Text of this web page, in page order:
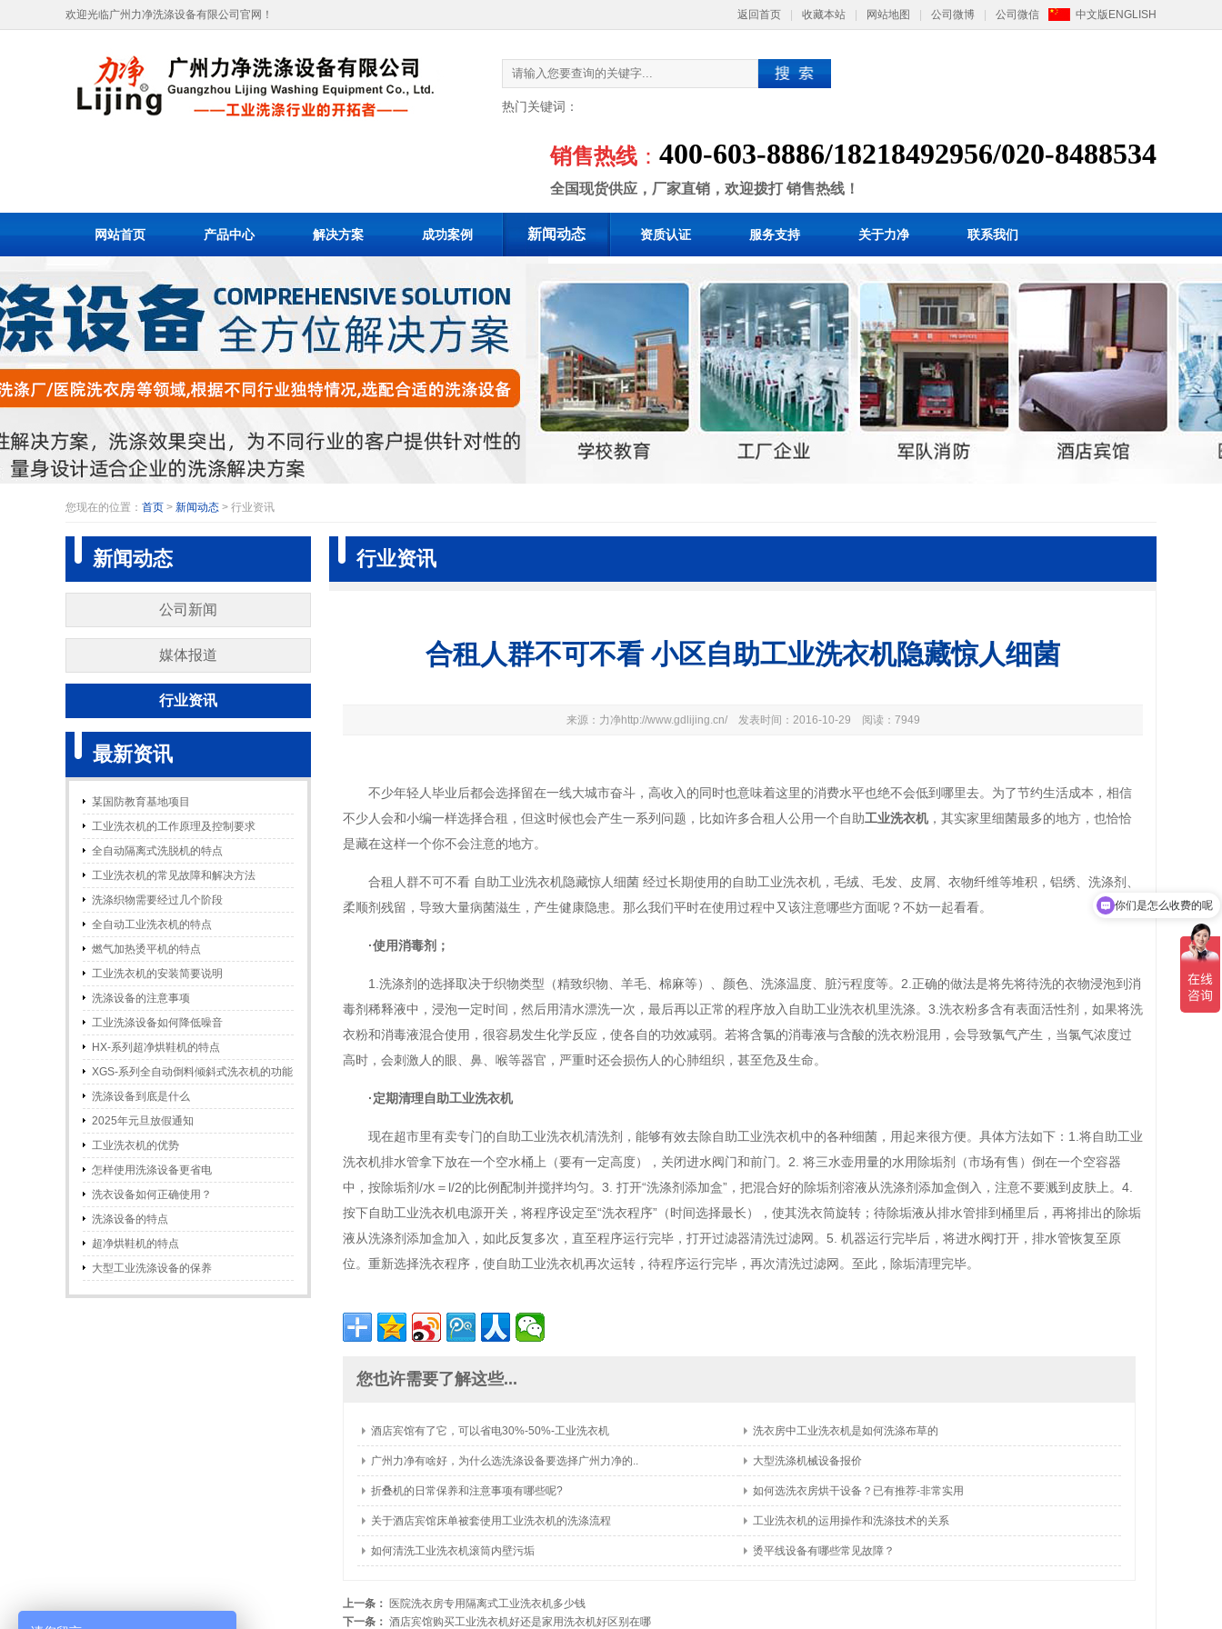
欢迎光临广州力净洗涤设备有限公司官网！ 返回首页 收藏本站 网站地图 公司微博 公司微信 中文版 ENGLISH
热门关键词：
销售热线 ： 400-603-8886/18218492956/020-8488534
全国现货供应，厂家直销，欢迎拨打 销售热线！
网站首页 产品中心 解决方案 成功案例 新闻动态 资质认证 服务支持 关于力净 联系我们
您现在的位置： 首页 > 新闻动态 > 行业资讯
新闻动态
公司新闻
媒体报道
行业资讯
最新资讯
某国防教育基地项目
工业洗衣机的工作原理及控制要求
全自动隔离式洗脱机的特点
工业洗衣机的常见故障和解决方法
洗涤织物需要经过几个阶段
全自动工业洗衣机的特点
燃气加热烫平机的特点
工业洗衣机的安装简要说明
洗涤设备的注意事项
工业洗涤设备如何降低噪音
HX-系列超净烘鞋机的特点
XGS-系列全自动倒料倾斜式洗衣机的功能
和特点
洗涤设备到底是什么
2025年元旦放假通知
工业洗衣机的优势
怎样使用洗涤设备更省电
洗衣设备如何正确使用？
洗涤设备的特点
超净烘鞋机的特点
大型工业洗涤设备的保养
行业资讯
合租人群不可不看 小区自助工业洗衣机隐藏惊人细菌
来源：力净http://www.gdlijing.cn/ 发表时间：2016-10-29 阅读：7949
不少年轻人毕业后都会选择留在一线大城市奋斗，高收入的同时也意味着这里的消费水平也绝不会低到哪里去。为了节约生活成本，相信
不少人会和小编一样选择合租，但这时候也会产生一系列问题，比如许多合租人公用一个自助工业洗衣机，其实家里细菌最多的地方，也恰恰
是藏在这样一个你不会注意的地方。
合租人群不可不看 自助工业洗衣机隐藏惊人细菌 经过长期使用的自助工业洗衣机，毛绒、毛发、皮屑、衣物纤维等堆积，铝绣、洗涤剂、
柔顺剂残留，导致大量病菌滋生，产生健康隐患。那么我们平时在使用过程中又该注意哪些方面呢？不妨一起看看。
·使用消毒剂；
1.洗涤剂的选择取决于织物类型（精致织物、羊毛、棉麻等）、颜色、洗涤温度、脏污程度等。2.正确的做法是将先将待洗的衣物浸泡到消
毒剂稀释液中，浸泡一定时间，然后用清水漂洗一次，最后再以正常的程序放入自助工业洗衣机里洗涤。3.洗衣粉多含有表面活性剂，如果将洗
衣粉和消毒液混合使用，很容易发生化学反应，使各自的功效减弱。若将含氯的消毒液与含酸的洗衣粉混用，会导致氯气产生，当氯气浓度过
高时，会刺激人的眼、鼻、喉等器官，严重时还会损伤人的心肺组织，甚至危及生命。
·定期清理自助工业洗衣机
现在超市里有卖专门的自助工业洗衣机清洗剂，能够有效去除自助工业洗衣机中的各种细菌，用起来很方便。具体方法如下：1.将自助工业
洗衣机排水管拿下放在一个空水桶上（要有一定高度），关闭进水阀门和前门。2. 将三水壶用量的水用除垢剂（市场有售）倒在一个空容器
中，按除垢剂/水＝l/2的比例配制并搅拌均匀。3. 打开“洗涤剂添加盒”，把混合好的除垢剂溶液从洗涤剂添加盒倒入，注意不要溅到皮肤上。4.
按下自助工业洗衣机电源开关，将程序设定至“洗衣程序”（时间选择最长），使其洗衣筒旋转；待除垢液从排水管排到桶里后，再将排出的除垢
液从洗涤剂添加盒加入，如此反复多次，直至程序运行完毕，打开过滤器清洗过滤网。5. 机器运行完毕后，将进水阀打开，排水管恢复至原
位。重新选择洗衣程序，使自助工业洗衣机再次运转，待程序运行完毕，再次清洗过滤网。至此，除垢清理完毕。
您也许需要了解这些...
酒店宾馆有了它，可以省电30%-50%-工业洗衣机 洗衣房中工业洗衣机是如何洗涤布草的
广州力净有啥好，为什么选洗涤设备要选择广州力净的.. 大型洗涤机械设备报价
折叠机的日常保养和注意事项有哪些呢? 如何选洗衣房烘干设备？已有推荐-非常实用
关于酒店宾馆床单被套使用工业洗衣机的洗涤流程 工业洗衣机的运用操作和洗涤技术的关系
如何清洗工业洗衣机滚筒内壁污垢 烫平线设备有哪些常见故障？
上一条：
医院洗衣房专用隔离式工业洗衣机多少钱
下一条： 酒店宾馆购买工业洗衣机好还是家用洗衣机好区别在哪
你们是怎么收费的呢